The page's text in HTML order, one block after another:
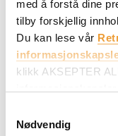
med å forstå dine
tilby forskjellig
Du kan lese vår
klikk AKSEPTER
og klikk deretter på
Selection
Nødvendig